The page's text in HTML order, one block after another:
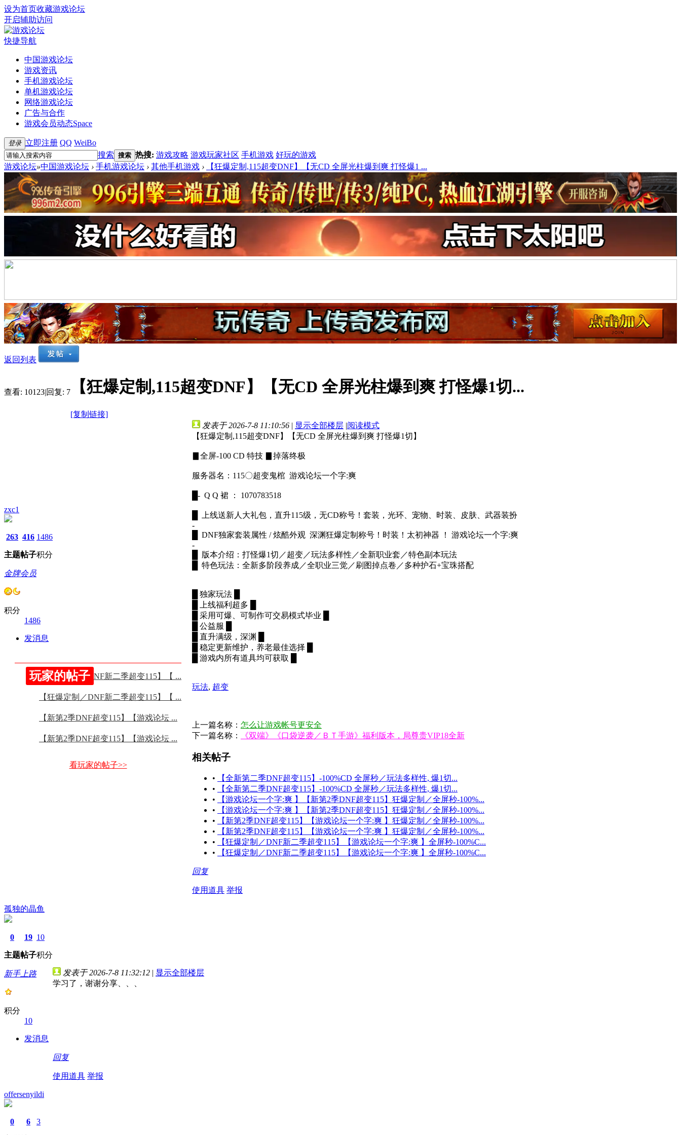
设为首页收藏游戏论坛
开启辅助访问
快捷导航
中国游戏论坛
游戏资讯
手机游戏论坛
单机游戏论坛
网络游戏论坛
广告与合作
游戏会员动态Space
登录 立即注册 QQ WeiBo
搜索 搜索 热搜: 游戏攻略 游戏玩家社区 手机游戏 好玩的游戏
游戏论坛»中国游戏论坛 › 手机游戏论坛 › 其他手机游戏 › 【狂爆定制,115超变DNF】【无CD 全屏光柱爆到爽 打怪爆1 ...
返回列表
查看: 10123|回复: 7 【狂爆定制,115超变DNF】【无CD 全屏光柱爆到爽 打怪爆1切...
[复制链接]
zxc1
263
主题
416
帖子
1486
积分
金牌会员
积分
1486
发消息
玩家的帖子
【狂爆定制／DNF新二季超变115】【 ...
【狂爆定制／DNF新二季超变115】【 ...
【新第2季DNF超变115】【游戏论坛 ...
【新第2季DNF超变115】【游戏论坛 ...
看玩家的帖子>>
发表于 2026-7-8 11:10:56 | 显示全部楼层 |阅读模式
【狂爆定制,115超变DNF】【无CD 全屏光柱爆到爽 打怪爆1切】
▊全屏-100 CD 特技 ▊掉落终极
服务器名：115〇超变鬼棺 游戏论坛一个字:爽
█- Q Q 裙 ： 1070783518
█ 上线送新人大礼包，直升115级，无CD称号！套装，光环、宠物、时装、皮肤、武器装扮
-
█ DNF独家套装属性 / 炫酷外观 深渊狂爆定制称号！时装！太初神器 ！ 游戏论坛一个字:爽
-
█ 版本介绍：打怪爆1切／超变／玩法多样性／全新职业套／特色副本玩法
█ 特色玩法：全新多阶段养成／全职业三觉／刷图掉点卷／多种护石+宝珠搭配
█ 独家玩法 █
█ 上线福利超多 █
█ 采用可爆、可制作可交易模式毕业 █
█ 公益服 █
█ 直升满级，深渊 █
█ 稳定更新维护，养老最佳选择 █
█ 游戏内所有道具均可获取 █
玩法, 超变
上一篇名称： 怎么让游戏帐号更安全
下一篇名称：
《双端》《口袋逆袭／ＢＴ手游》福利版本，局尊贵VIP18全新
相关帖子
•
【全新第二季DNF超变115】-100%CD 全屏秒／玩法多样性, 爆1切...
•
【全新第二季DNF超变115】-100%CD 全屏秒／玩法多样性, 爆1切...
•
【游戏论坛一个字:爽 】【新第2季DNF超变115】狂爆定制／全屏秒-100%...
•
【游戏论坛一个字:爽 】【新第2季DNF超变115】狂爆定制／全屏秒-100%...
•
【新第2季DNF超变115】【游戏论坛一个字:爽 】狂爆定制／全屏秒-100%...
•
【新第2季DNF超变115】【游戏论坛一个字:爽 】狂爆定制／全屏秒-100%...
•
【狂爆定制／DNF新二季超变115】【游戏论坛一个字:爽 】全屏秒-100%C...
•
【狂爆定制／DNF新二季超变115】【游戏论坛一个字:爽 】全屏秒-100%C...
回复
使用道具 举报
孤独的晶鱼
0
主题
19
帖子
10
积分
新手上路
积分
10
发消息
发表于 2026-7-8 11:32:12 | 显示全部楼层
学习了，谢谢分享、、、
回复
使用道具 举报
offersenyildi
0 6 3